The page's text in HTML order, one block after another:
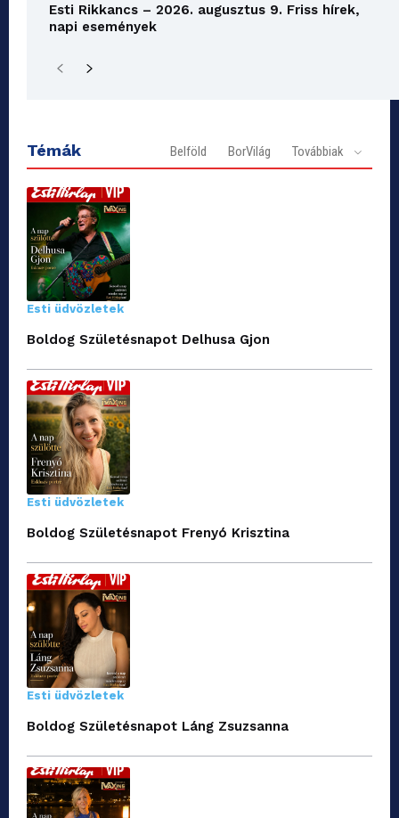
Esti Rikkancs – 2026. augusztus 9. Friss hírek,
napi események
Témák Belföld BorVilág Továbbiak
Esti üdvözletek
Boldog Születésnapot Delhusa Gjon
Esti üdvözletek
Boldog Születésnapot Frenyó Krisztina
Esti üdvözletek
Boldog Születésnapot Láng Zsuzsanna